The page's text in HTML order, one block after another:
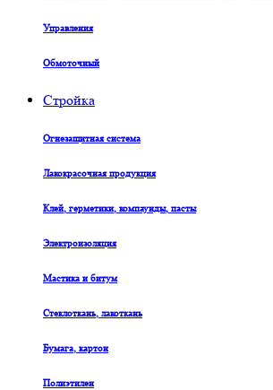
Управления
Обмоточный
Стройка
Огнезащитная система
Лакокрасочная продукция
Клей, герметики, компаунды, пасты
Электроизоляция
Мастика и битум
Стеклоткань, лакоткань
Бумага, картон
Полиэтилен